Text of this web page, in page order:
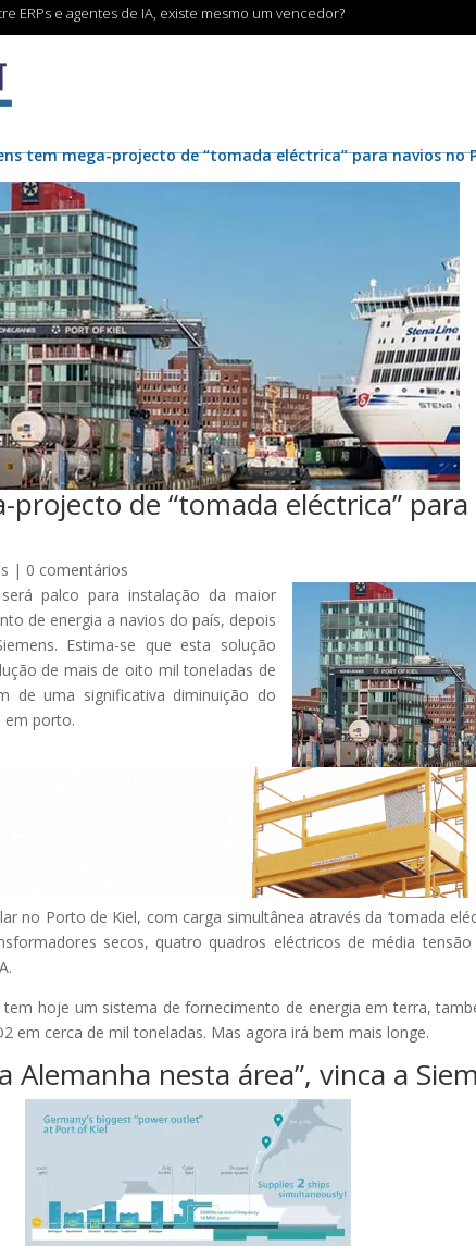
ERPs e agentes de IA, existe mesmo um vencedor?
tem mega-projecto de “tomada eléctrica” para navios no
projecto de “tomada eléctrica”
| 0 comentários
palco para instalação da maior
de energia a navios do país, depois
Estima-se que esta solução
de mais de oito mil toneladas de
de uma significativa diminuição do
em porto.
no Porto de Kiel, com carga simultânea através da ‘tomada
secos, quatro quadros eléctricos de média
hoje um sistema de fornecimento de energia em terra,
em cerca de mil toneladas. Mas agora irá bem mais longe.
Alemanha nesta área”, vinca a